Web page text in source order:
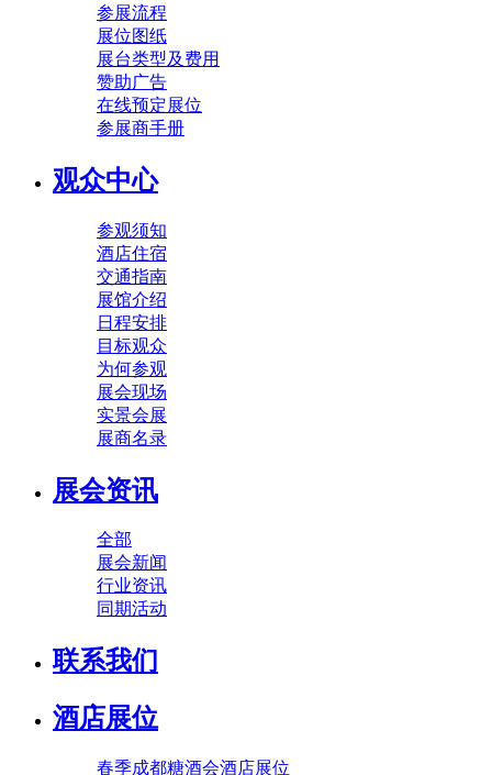
参展流程
展位图纸
展台类型及费用
赞助广告
在线预定展位
参展商手册
观众中心
参观须知
酒店住宿
交通指南
展馆介绍
日程安排
目标观众
为何参观
展会现场
实景会展
展商名录
展会资讯
全部
展会新闻
行业资讯
同期活动
联系我们
酒店展位
春季成都糖酒会酒店展位